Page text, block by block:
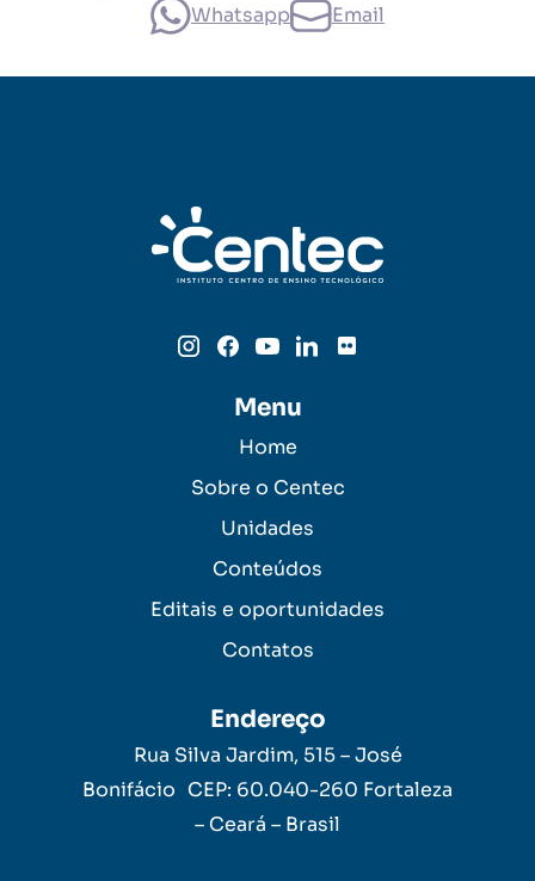
Whatsapp
Email
Menu
Home
Sobre o Centec
Unidades
Conteúdos
Editais e oportunidades
Contatos
Endereço
Rua Silva Jardim, 515 – José
Bonifácio CEP: 60.040-260 Fortaleza
– Ceará – Brasil